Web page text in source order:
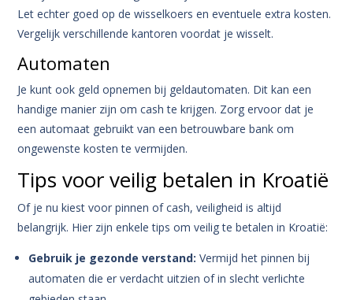
Let echter goed op de wisselkoers en eventuele extra kosten.
Vergelijk verschillende kantoren voordat je wisselt.
Automaten
Je kunt ook geld opnemen bij geldautomaten. Dit kan een
handige manier zijn om cash te krijgen. Zorg ervoor dat je
een automaat gebruikt van een betrouwbare bank om
ongewenste kosten te vermijden.
Tips voor veilig betalen in Kroatië
Of je nu kiest voor pinnen of cash, veiligheid is altijd
belangrijk. Hier zijn enkele tips om veilig te betalen in Kroatië:
Gebruik je gezonde verstand: Vermijd het pinnen bij
automaten die er verdacht uitzien of in slecht verlichte